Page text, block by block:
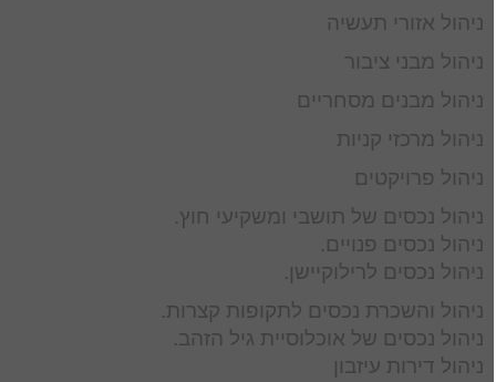
ניהול אזורי תעשיה
ניהול מבני ציבור
ניהול מבנים מסחריים
ניהול מרכזי קניות
ניהול פרויקטים
ניהול נכסים של תושבי ומשקיעי חוץ.
ניהול נכסים פנויים.
ניהול נכסים לרילוקיישן.
ניהול והשכרת נכסים לתקופות קצרות.
ניהול נכסים של אוכלוסיית גיל הזהב.
ניהול דירות עיזבון